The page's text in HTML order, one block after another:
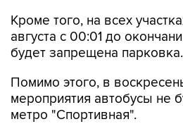
Кроме того, на всех
августа с 00:01 до
будет запрещена парковка.
Помимо этого, в
мероприятия автобусы не
метро "Спортивная".